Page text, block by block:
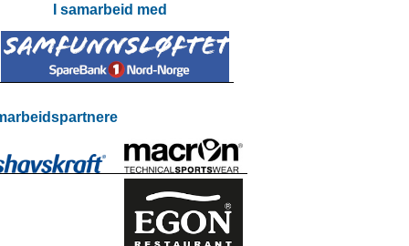
I samarbeid med